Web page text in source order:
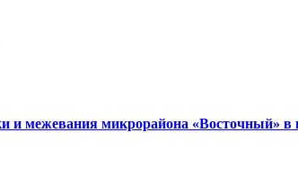
и межевания микрорайона «Восточный»